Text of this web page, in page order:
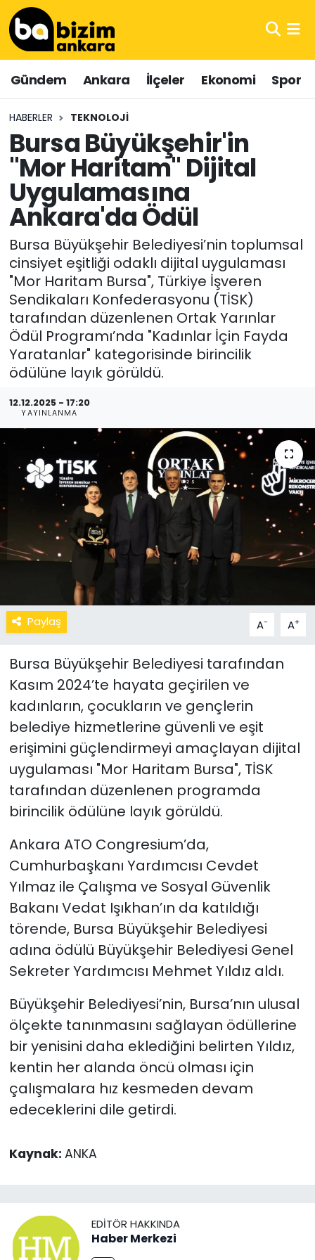
Gündem Ankara İlçeler Ekonomi Spor
HABERLER TEKNOLOJI
Bursa Büyükşehir'in
"Mor Haritam" Dijital
Uygulamasına
Ankara'da Ödül
Bursa Büyükşehir Belediyesi’nin toplumsal
cinsiyet eşitliği odaklı dijital uygulaması
"Mor Haritam Bursa", Türkiye İşveren
Sendikaları Konfederasyonu (TİSK)
tarafından düzenlenen Ortak Yarınlar
Ödül Programı’nda "Kadınlar İçin Fayda
Yaratanlar" kategorisinde birincilik
ödülüne layık görüldü.
12.12.2025 - 17:20
YAYINLANMA
Paylaş A- A+
Bursa Büyükşehir Belediyesi tarafından
Kasım 2024’te hayata geçirilen ve
kadınların, çocukların ve gençlerin
belediye hizmetlerine güvenli ve eşit
erişimini güçlendirmeyi amaçlayan dijital
uygulaması "Mor Haritam Bursa", TİSK
tarafından düzenlenen programda
birincilik ödülüne layık görüldü.
Ankara ATO Congresium’da,
Cumhurbaşkanı Yardımcısı Cevdet
Yılmaz ile Çalışma ve Sosyal Güvenlik
Bakanı Vedat Işıkhan’ın da katıldığı
törende, Bursa Büyükşehir Belediyesi
adına ödülü Büyükşehir Belediyesi Genel
Sekreter Yardımcısı Mehmet Yıldız aldı.
Büyükşehir Belediyesi’nin, Bursa’nın ulusal
ölçekte tanınmasını sağlayan ödüllerine
bir yenisini daha eklediğini belirten Yıldız,
kentin her alanda öncü olması için
çalışmalara hız kesmeden devam
edeceklerini dile getirdi.
Kaynak: ANKA
EDITÖR HAKKINDA
Haber Merkezi
Hava Durumu
Trafik Durumu
Süper Lig Puan Durumu ve Fikstür
Tüm Manşetler
Son Dakika Haberleri